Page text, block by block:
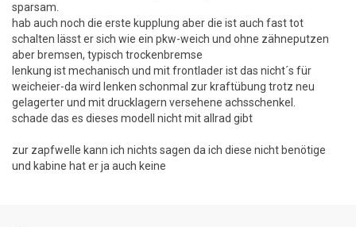
sparsam.
hab auch noch die erste kupplung aber die ist auch fast tot
schalten lässt er sich wie ein pkw-weich und ohne zähneputzen
aber bremsen, typisch trockenbremse
lenkung ist mechanisch und mit frontlader ist das nicht´s für
weicheier-da wird lenken schonmal zur kraftübung trotz neu
gelagerter und mit drucklagern versehene achsschenkel.
schade das es dieses modell nicht mit allrad gibt
zur zapfwelle kann ich nichts sagen da ich diese nicht benötige
und kabine hat er ja auch keine